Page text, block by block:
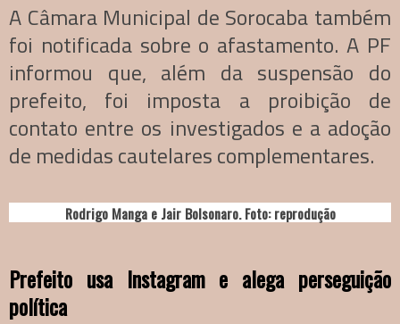
A Câmara Municipal de Sorocaba também
foi notificada sobre o afastamento. A PF
informou que, além da suspensão do
prefeito, foi imposta a proibição de
contato entre os investigados e a adoção
de medidas cautelares complementares.
Rodrigo Manga e Jair Bolsonaro. Foto: reprodução
Prefeito usa Instagram e alega perseguição
política